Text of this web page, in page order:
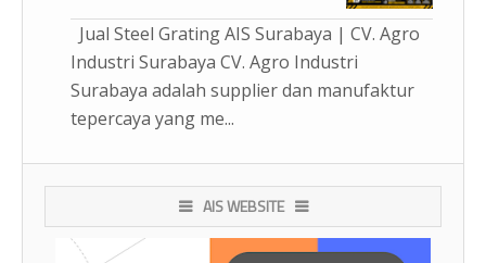
Jual Steel Grating AIS Surabaya | CV. Agro
Industri Surabaya CV. Agro Industri
Surabaya adalah supplier dan manufaktur
tepercaya yang me...
AIS WEBSITE